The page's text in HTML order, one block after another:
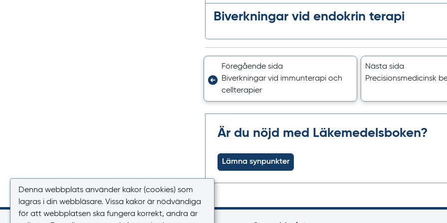
Biverkningar vid endokrin terapi
Föregående sida
Biverkningar vid immunterapi och
cellterapier
Nästa sida
Precisions­medicinsk
Är du nöjd med Läkemedelsboken?
Lämna synpunkter
Denna webbplats använder kakor (cookies) som
lagras i din webbläsare. Vissa kakor är nödvändiga
för att webbplatsen ska fungera korrekt, andra är